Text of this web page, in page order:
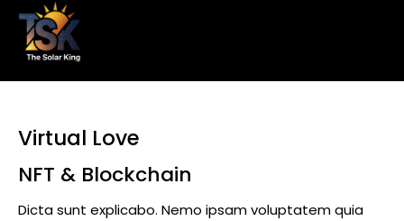
Virtual Love
NFT & Blockchain
Dicta sunt explicabo. Nemo ipsam voluptatem quia